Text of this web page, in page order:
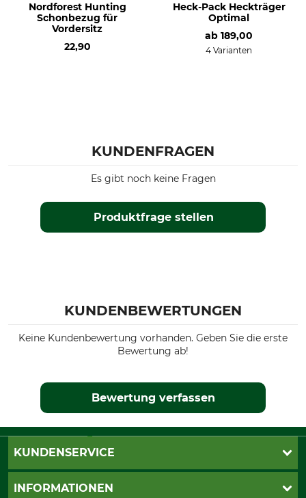
Nordforest Hunting
Schonbezug für
Vordersitz
22,90
Heck-Pack Heckträger
Optimal
ab 189,00
4 Varianten
KUNDENFRAGEN
Produktfrage stellen
Es gibt noch keine Fragen
KUNDENBEWERTUNGEN
Keine Kundenbewertung vorhanden. Geben Sie die erste
Bewertung ab!
Bewertung verfassen
KUNDENSERVICE
Live-Shopping
INFORMATIONEN